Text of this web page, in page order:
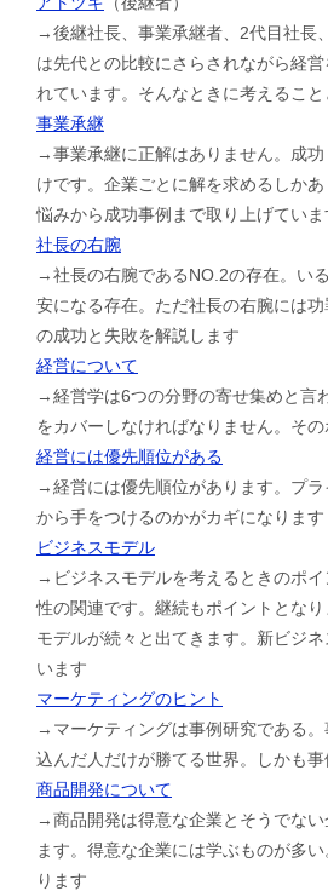
→後継社長、事業承継者、2代目社長
は先代との比較にさらされながら経
れています。そんなときに考えること
事業承継
→事業承継に正解はありません。成
けです。企業ごとに解を求めるしか
悩みから成功事例まで取り上げていま
社長の右腕
→社長の右腕であるNO.2の存在。い
安になる存在。ただ社長の右腕には
の成功と失敗を解説します
経営について
→経営学は6つの分野の寄せ集めと言
をカバーしなければなりません。そ
経営には優先順位がある
→経営には優先順位があります。プラ
から手をつけるのかがカギになります
ビジネスモデル
→ビジネスモデルを考えるときのポ
性の関連です。継続もポイントとな
モデルが続々と出てきます。新ビジ
います
マーケティングのヒント
→マーケティングは事例研究である。
込んだ人だけが勝てる世界。しかも
商品開発について
→商品開発は得意な企業とそうでな
ます。得意な企業には学ぶものが多
ります